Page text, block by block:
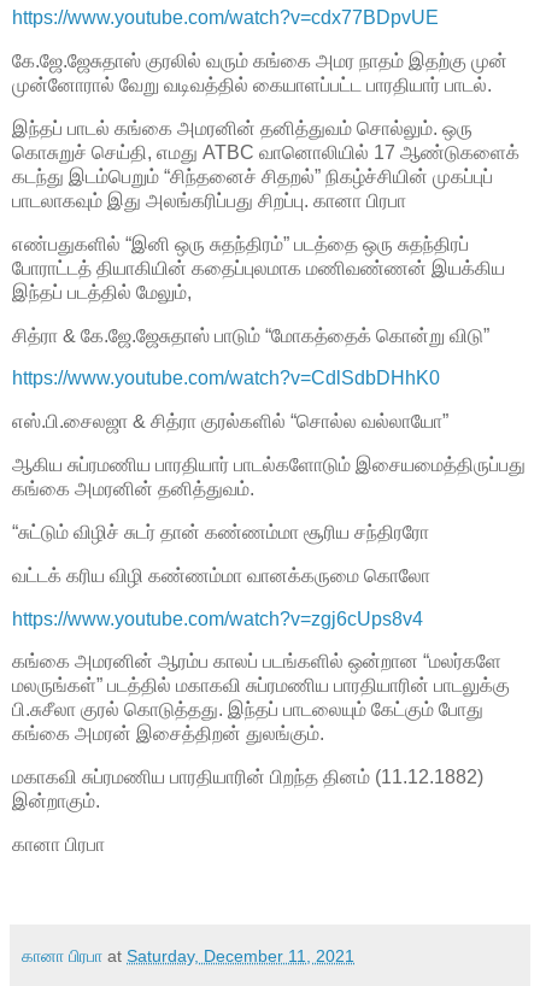
https://www.youtube.com/watch?v=cdx77BDpvUE
கே.ஜே.ஜேசுதாஸ் குரலில் வரும் கங்கை அமர நாதம் இதற்கு முன்
முன்னோரால் வேறு வடிவத்தில் கையாளப்பட்ட பாரதியார் பாடல்.
இந்தப் பாடல் கங்கை அமரனின் தனித்துவம் சொல்லும். ஒரு
கொசுறுச் செய்தி, எமது ATBC வானொலியில் 17 ஆண்டுகளைக்
கடந்து இடம்பெறும் “சிந்தனைச் சிதறல்” நிகழ்ச்சியின் முகப்புப்
பாடலாகவும் இது அலங்கரிப்பது சிறப்பு. கானா பிரபா
எண்பதுகளில் “இனி ஒரு சுதந்திரம்” படத்தை ஒரு சுதந்திரப்
போராட்டத் தியாகியின் கதைப்புலமாக மணிவண்ணன் இயக்கிய
இந்தப் படத்தில் மேலும்,
சித்ரா & கே.ஜே.ஜேசுதாஸ் பாடும் “மோகத்தைக் கொன்று விடு”
https://www.youtube.com/watch?v=CdlSdbDHhK0
எஸ்.பி.சைலஜா & சித்ரா குரல்களில் “சொல்ல வல்லாயோ”
ஆகிய சுப்ரமணிய பாரதியார் பாடல்களோடும் இசையமைத்திருப்பது
கங்கை அமரனின் தனித்துவம்.
“சுட்டும் விழிச் சுடர் தான் கண்ணம்மா சூரிய சந்திரரோ
வட்டக் கரிய விழி கண்ணம்மா வானக்கருமை கொலோ
https://www.youtube.com/watch?v=zgj6cUps8v4
கங்கை அமரனின் ஆரம்ப காலப் படங்களில் ஒன்றான “மலர்களே
மலருங்கள்” படத்தில் மகாகவி சுப்ரமணிய பாரதியாரின் பாடலுக்கு
பி.சுசீலா குரல் கொடுத்தது. இந்தப் பாடலையும் கேட்கும் போது
கங்கை அமரன் இசைத்திறன் துலங்கும்.
மகாகவி சுப்ரமணிய பாரதியாரின் பிறந்த தினம் (11.12.1882)
இன்றாகும்.
கானா பிரபா
கானா பிரபா at Saturday, December 11, 2021